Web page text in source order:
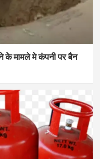
के मामले मे कंपनी पर बैन